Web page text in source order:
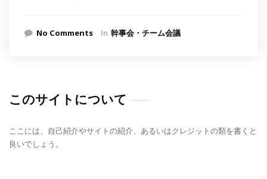
No Comments In 幹事会・チーム会議
このサイトについて
ここには、自己紹介やサイトの紹介、あるいはクレジットの類を書くと
良いでしょう。